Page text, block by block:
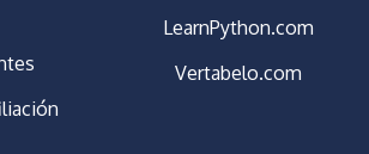
LearnPython.com
Vertabelo.com